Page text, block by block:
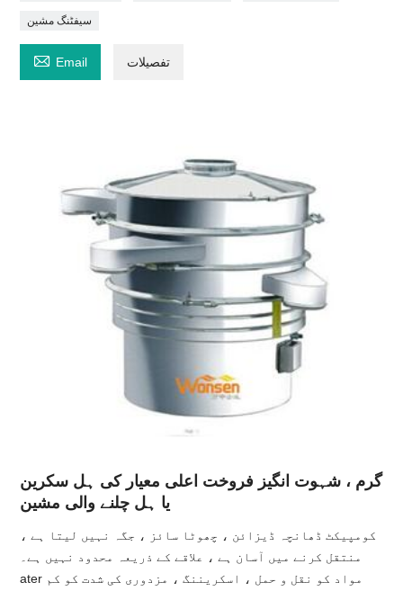
سیفٹنگ مشین
 Email تفصیلات
گرم ، شہوت انگیز فروخت اعلی معیار کی ہل سکرین
یا ہل چلنے والی مشین
کومپیکٹ ڈھانچہ ڈیزائن ، چھوٹا سائز ، جگہ نہیں لیتا ہے ،
منتقل کرنے میں آسان ہے ، علاقے کے ذریعہ محدود نہیں ہے۔
ater مواد کو نقل و حمل ، اسکریننگ ، مزدوری کی شدت کو کم